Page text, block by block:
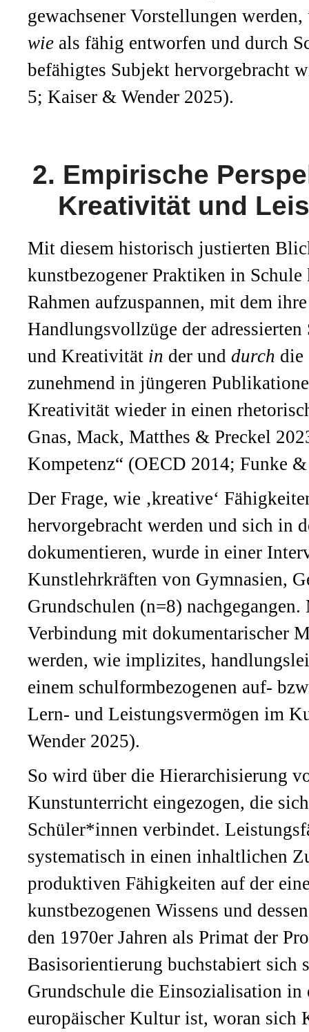
gewachsener Vorstellungen werden,
wie als fähig entworfen und durch
befähigtes Subjekt hervorgebracht
5; Kaiser & Wender 2025).
2. Empirische
Kreativität und
Mit diesem historisch justierten
kunstbezogener Praktiken in
Rahmen aufzuspannen, mit dem
Handlungsvollzüge der
und Kreativität in der und durch die
zunehmend in jüngeren
Kreativität wieder in einen
Gnas, Mack, Matthes & Preckel
Kompetenz“ (OECD 2014; Funke
Der Frage, wie ‚kreative‘
hervorgebracht werden und sich in
dokumentieren, wurde in einer
Kunstlehrkräften von Gymnasien,
Grundschulen (n=8)
Verbindung mit dokumentarischer
werden, wie implizites,
einem schulformbezogenen auf-
Lern- und Leistungsvermögen im
Wender 2025).
So wird über die Hierarchisierung
Kunstunterricht eingezogen, die
Schüler*innen verbindet.
systematisch in einen inhaltlichen
produktiven Fähigkeiten auf der
kunstbezogenen Wissens und
den 1970er Jahren als Primat der
Basisorientierung buchstabiert sich
Grundschule die Einsozialisation
europäischer Kultur ist, woran sich